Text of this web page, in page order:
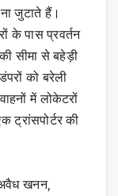
जुटाते हैं।
के पास प्रवर्तन
सीमा से बहेड़ी
को बरेली
में लोकेटरों
ट्रांसपोर्टर की
खनन,